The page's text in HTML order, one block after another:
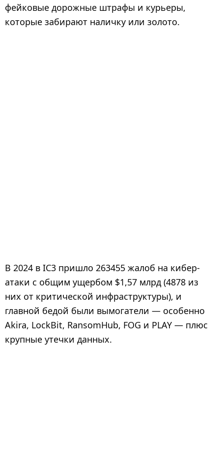
фейковые дорожные штрафы и курьеры,
которые забирают наличку или золото.
В 2024 в IC3 пришло 263455 жалоб на кибер-
атаки с общим ущербом $1,57 млрд (4878 из
них от критической инфраструктуры), и
главной бедой были вымогатели — особенно
Akira, LockBit, RansomHub, FOG и PLAY — плюс
крупные утечки данных.